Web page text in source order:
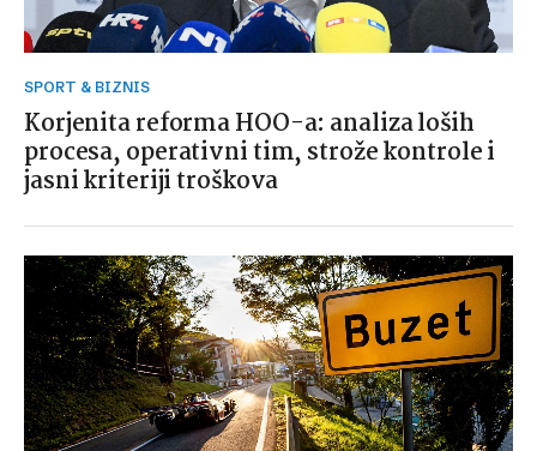
SPORT & BIZNIS
Korjenita reforma HOO-a: analiza loših
procesa, operativni tim, strože kontrole i
jasni kriteriji troškova